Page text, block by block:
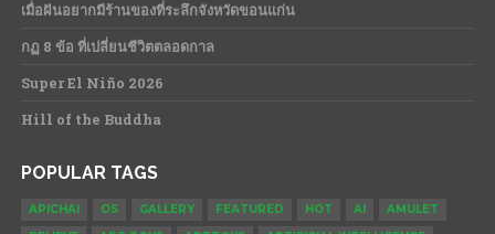
เมื่อฝันอยากมีร้านของที่ระลึกจังหวัดขอนแก่น
กฏ 8 ข้อ ที่เปลี่ยนชีวิตตลอดกาล
Super El Niño 2026
Hill of the Buddha
POPULAR TAGS
APICHAI OS GALLERY FEATURED HOT AI
AMULET